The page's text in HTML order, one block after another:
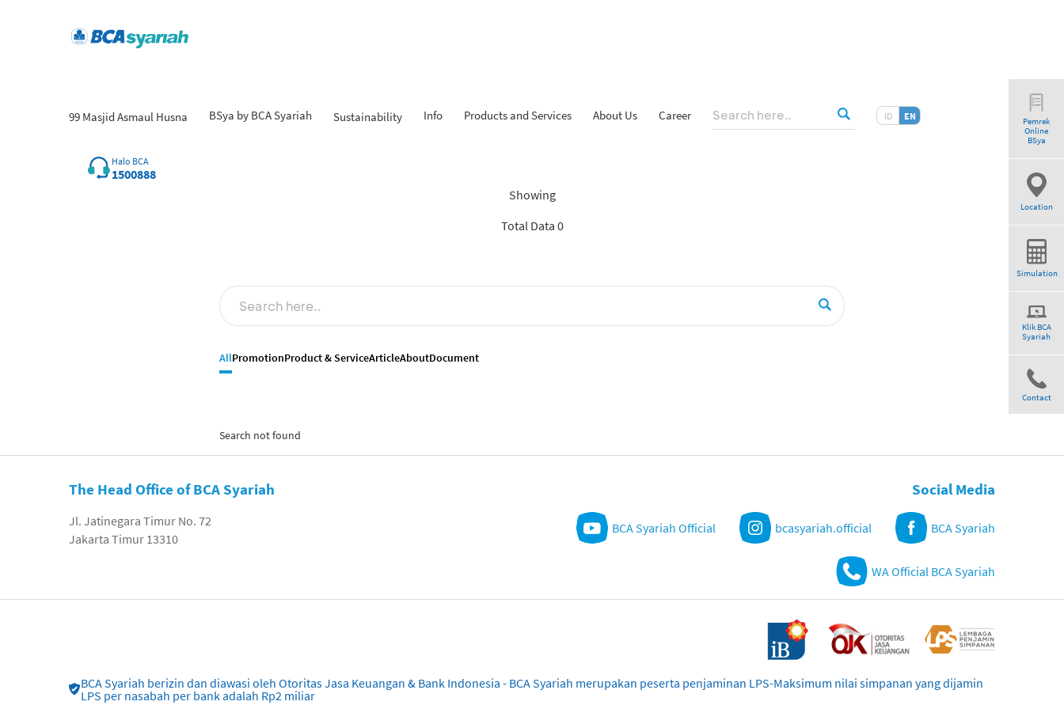
99 Masjid Asmaul Husna BSya by BCA Syariah Sustainability Info Products and Services About Us Career ID EN
Halo BCA
1500888
Pemrek
Online
BSya
Location
Simulation
Klik BCA
Syariah
Contact
Share
Showing
Total Data 0
AllPromotionProduct & ServiceArticleAboutDocument
Search not found
The Head Office of BCA Syariah
Jl. Jatinegara Timur No. 72
Jakarta Timur 13310
Social Media
BCA Syariah Official bcasyariah.official BCA Syariah
WA Official BCA Syariah
BCA Syariah berizin dan diawasi oleh Otoritas Jasa Keuangan & Bank Indonesia - BCA Syariah merupakan peserta penjaminan LPS-Maksimum nilai simpanan yang dijamin
LPS per nasabah per bank adalah Rp2 miliar